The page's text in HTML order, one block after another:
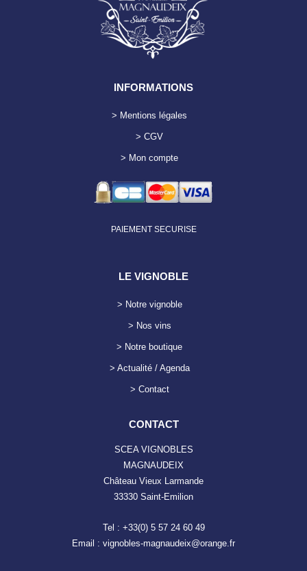
INFORMATIONS
> Mentions légales
> CGV
> Mon compte
PAIEMENT SECURISE
LE VIGNOBLE
> Notre vignoble
> Nos vins
> Notre boutique
> Actualité / Agenda
> Contact
CONTACT
SCEA VIGNOBLES
MAGNAUDEIX
Château Vieux Larmande
33330 Saint-Emilion
Tel : +33(0) 5 57 24 60 49
Email : vignobles-magnaudeix@orange.fr